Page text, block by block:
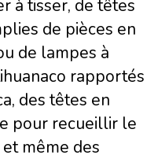
à tisser, de têtes
de pièces en
de lampes à
rapportés
des têtes en
pour recueillir le
même des